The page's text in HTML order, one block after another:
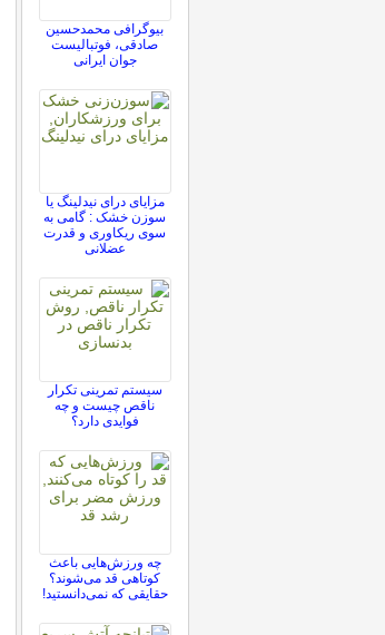
بیوگرافی محمدحسین
صادقی، فوتبالیست
جوان ایرانی
مزایای درای نیدلینگ یا
سوزن خشک : گامی به
سوی ریکاوری و قدرت
عضلانی
سیستم تمرینی تکرار
ناقص چیست و چه
فوایدی دارد؟
چه ورزش‌هایی باعث
کوتاهی قد می‌شوند؟
حقایقی که نمی‌دانستید!